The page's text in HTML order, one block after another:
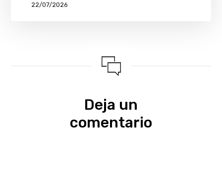
22/07/2026
Deja un
comentario